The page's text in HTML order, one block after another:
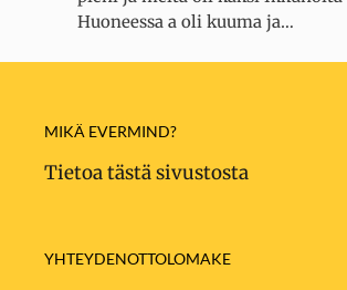
Huoneessa a oli kuuma ja…
MIKÄ EVERMIND?
Tietoa tästä sivustosta
YHTEYDENOTTOLOMAKE